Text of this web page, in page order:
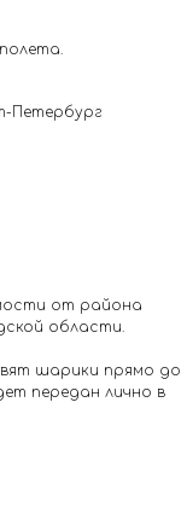
Петербург
от района
области.
шарики прямо до
передан лично в